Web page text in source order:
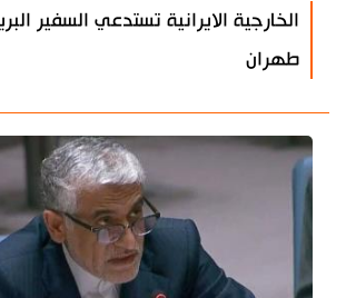
الخارجية الايرانية تستدعي السفير
طهران